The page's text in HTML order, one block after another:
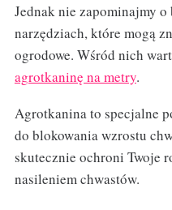
Jednak nie zapominajmy
narzędziach, które mogą
ogrodowe. Wśród nich
agrotkaninę na metry.
Agrotkanina to specjalne
do blokowania wzrostu
skutecznie ochroni Twoje
nasileniem chwastów.